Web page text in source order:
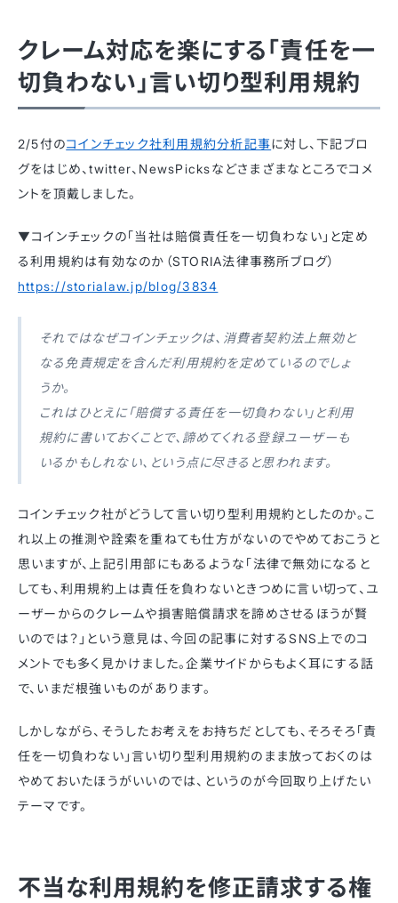
クレーム対応を楽にする「責任を一
切負わない」言い切り型利用規約
2/5付のコインチェック社利用規約分析記事に対し、下記ブロ
グをはじめ、twitter、NewsPicksなどさまざまなところでコメ
ントを頂戴しました。
▼コインチェックの「当社は賠償責任を一切負わない」と定め
る利用規約は有効なのか（STORIA法律事務所ブログ）
https://storialaw.jp/blog/3834
それではなぜコインチェックは、消費者契約法上無効と
なる免責規定を含んだ利用規約を定めているのでしょ
うか。
これはひとえに「賠償する責任を一切負わない」と利用
規約に書いておくことで、諦めてくれる登録ユーザーも
いるかもしれない、という点に尽きると思われます。
コインチェック社がどうして言い切り型利用規約としたのか。こ
れ以上の推測や詮索を重ねても仕方がないのでやめておこうと
思いますが、上記引用部にもあるような「法律で無効になると
しても、利用規約上は責任を負わないときつめに言い切って、ユ
ーザーからのクレームや損害賠償請求を諦めさせるほうが賢
いのでは？」という意見は、今回の記事に対するSNS上でのコ
メントでも多く見かけました。企業サイドからもよく耳にする話
で、いまだ根強いものがあります。
しかしながら、そうしたお考えをお持ちだとしても、そろそろ「責
任を一切負わない」言い切り型利用規約のまま放っておくのは
やめておいたほうがいいのでは、というのが今回取り上げたい
テーマです。
不当な利用規約を修正請求する権